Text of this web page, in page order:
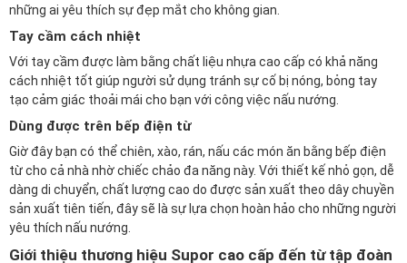
những ai yêu thích sự đẹp mắt cho không gian.
Tay cầm cách nhiệt
Với tay cầm được làm bằng chất liệu nhựa cao cấp có khả năng
cách nhiệt tốt giúp người sử dụng tránh sự cố bị nóng, bỏng tay
tạo cảm giác thoải mái cho bạn với công việc nấu nướng.
Dùng được trên bếp điện từ
Giờ đây bạn có thể chiên, xào, rán, nấu các món ăn bằng bếp điện
từ cho cả nhà nhờ chiếc chảo đa năng này. Với thiết kế nhỏ gọn, dễ
dàng di chuyển, chất lượng cao do được sản xuất theo dây chuyền
sản xuất tiên tiến, đây sẽ là sự lựa chọn hoàn hảo cho những người
yêu thích nấu nướng.
Giới thiệu thương hiệu Supor cao cấp đến từ tập đoàn